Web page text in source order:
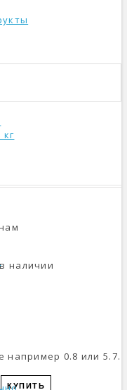
наличии
например 0.8 или 5.7.
КУПИТЬ